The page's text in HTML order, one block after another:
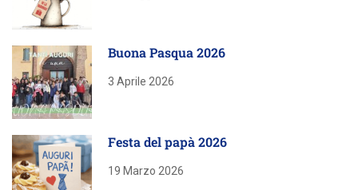
Buona Pasqua 2026
3 Aprile 2026
Festa del papà 2026
19 Marzo 2026